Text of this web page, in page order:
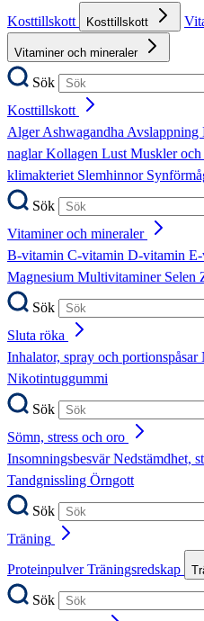
Kosttillskott
Kosttillskott
Vitaminer och mineraler
Sök
Kosttillskott
AlgerAshwagandhaAvslappning
naglarKollagen LustMuskler och
klimakteriet Slemhinnor
Sök
Vitaminer och mineraler
B-vitamin C-vitamin D-vitamin
Magnesium Multivitaminer Selen
Sök
Sluta röka
Inhalator, spray och portionspåsar
Nikotintuggummi
Sök
Sömn, stress och oro
InsomningsbesvärNedstämdhet,
Tandgnissling Örngott
Sök
Träning
ProteinpulverTräningsredskap
Sök